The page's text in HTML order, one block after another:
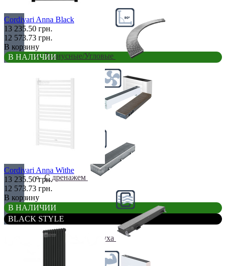
Радиусные/Угловые
С дренажем
С притоком воздуха
Cordivari Anna Black
13 235.50 грн.
12 573.73 грн.
В корзину
В НАЛИЧИИ
Cordivari Anna Withe
13 235.50 грн.
12 573.73 грн.
В корзину
В НАЛИЧИИ
BLACK STYLE